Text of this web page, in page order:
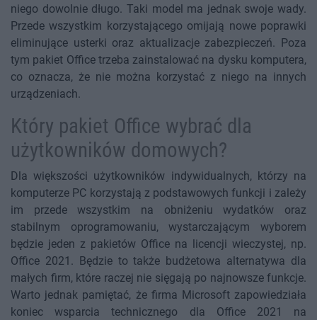
niego dowolnie długo. Taki model ma jednak swoje wady.
Przede wszystkim korzystającego omijają nowe poprawki
eliminujące usterki oraz aktualizacje zabezpieczeń. Poza
tym pakiet Office trzeba zainstalować na dysku komputera,
co oznacza, że nie można korzystać z niego na innych
urządzeniach.
Który pakiet Office wybrać dla
użytkowników domowych?
Dla większości użytkowników indywidualnych, którzy na
komputerze PC korzystają z podstawowych funkcji i zależy
im przede wszystkim na obniżeniu wydatków oraz
stabilnym oprogramowaniu, wystarczającym wyborem
będzie jeden z pakietów Office na licencji wieczystej, np.
Office 2021. Będzie to także budżetowa alternatywa dla
małych firm, które raczej nie sięgają po najnowsze funkcje.
Warto jednak pamiętać, że firma Microsoft zapowiedziała
koniec wsparcia technicznego dla Office 2021 na